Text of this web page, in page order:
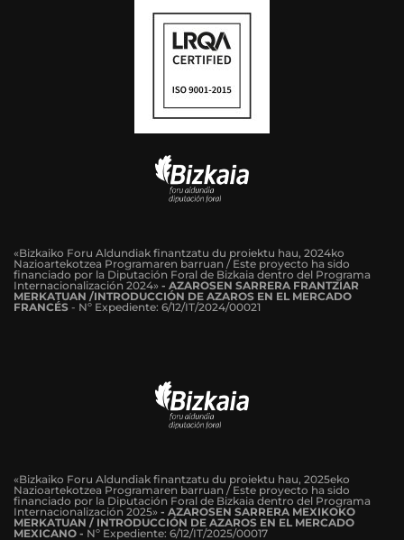
«Bizkaiko Foru Aldundiak finantzatu du proiektu hau, 2024ko
Nazioartekotzea Programaren barruan / Este proyecto ha sido
financiado por la Diputación Foral de Bizkaia dentro del Programa
Internacionalización 2024» - AZAROSEN SARRERA FRANTZIAR
MERKATUAN /INTRODUCCIÓN DE AZAROS EN EL MERCADO
FRANCÉS - Nº Expediente: 6/12/IT/2024/00021
«Bizkaiko Foru Aldundiak finantzatu du proiektu hau, 2025eko
Nazioartekotzea Programaren barruan / Este proyecto ha sido
financiado por la Diputación Foral de Bizkaia dentro del Programa
Internacionalización 2025» - AZAROSEN SARRERA MEXIKOKO
MERKATUAN / INTRODUCCIÓN DE AZAROS EN EL MERCADO
MEXICANO - Nº Expediente: 6/12/IT/2025/00017